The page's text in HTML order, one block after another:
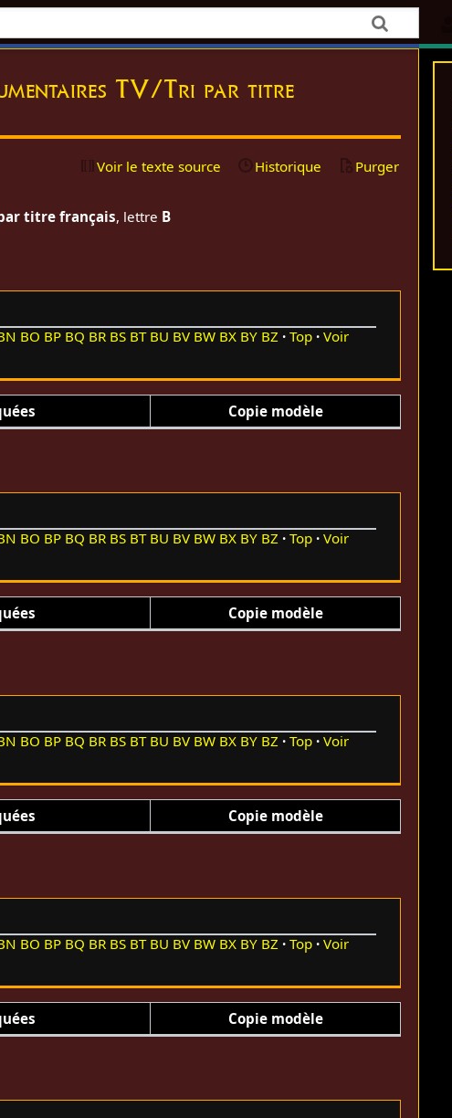
TV/Tri par titre
Voir le texte source Historique Purger
titre français, lettre B
BO BP BQ BR BS BT BU BV BW BX BY BZ Top
Voir
Copie modèle
BO BP BQ BR BS BT BU BV BW BX BY BZ Top
Voir
Copie modèle
BO BP BQ BR BS BT BU BV BW BX BY BZ Top
Voir
Copie modèle
BO BP BQ BR BS BT BU BV BW BX BY BZ Top
Voir
Copie modèle